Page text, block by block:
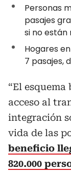
Personas
pasajes
si no están
Hogares
7 pasajes,
“El
acceso al
integración
vida de las
beneficio
820.000